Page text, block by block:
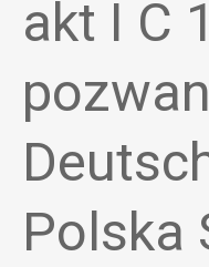
akt I C
Polska